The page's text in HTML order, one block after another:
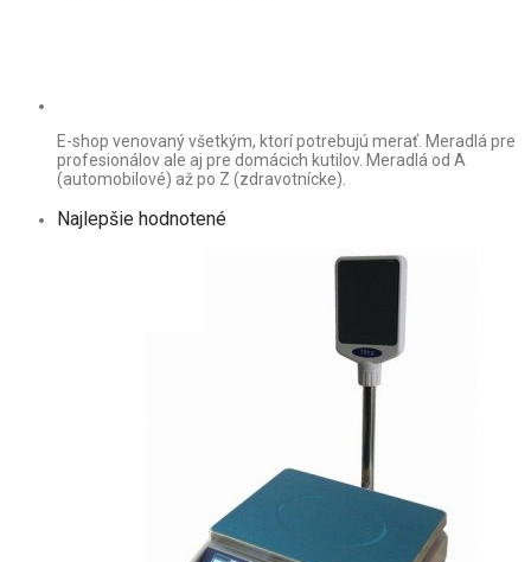
E-shop venovaný všetkým, ktorí potrebujú merať. Meradlá pre
profesionálov ale aj pre domácich kutilov. Meradlá od A
(automobilové) až po Z (zdravotnícke).
Najlepšie hodnotené